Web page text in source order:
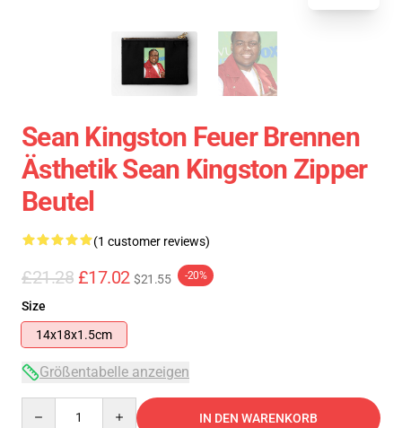
Sean Kingston Feuer Brennen
Ästhetik Sean Kingston Zipper
Beutel
(1 customer reviews)
£21.28 £17.02 $21.55 -20%
Size
14x18x1.5cm
Größentabelle anzeigen
IN DEN WARENKORB